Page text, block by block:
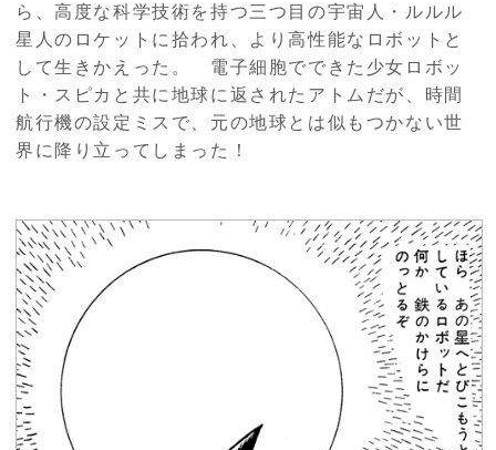
ら、高度な科学技術を持つ三つ目の宇宙人・ルルル
星人のロケットに拾われ、より高性能なロボットと
して生きかえった。 電子細胞でできた少女ロボッ
ト・スピカと共に地球に返されたアトムだが、時間
航行機の設定ミスで、元の地球とは似もつかない世
界に降り立ってしまった！